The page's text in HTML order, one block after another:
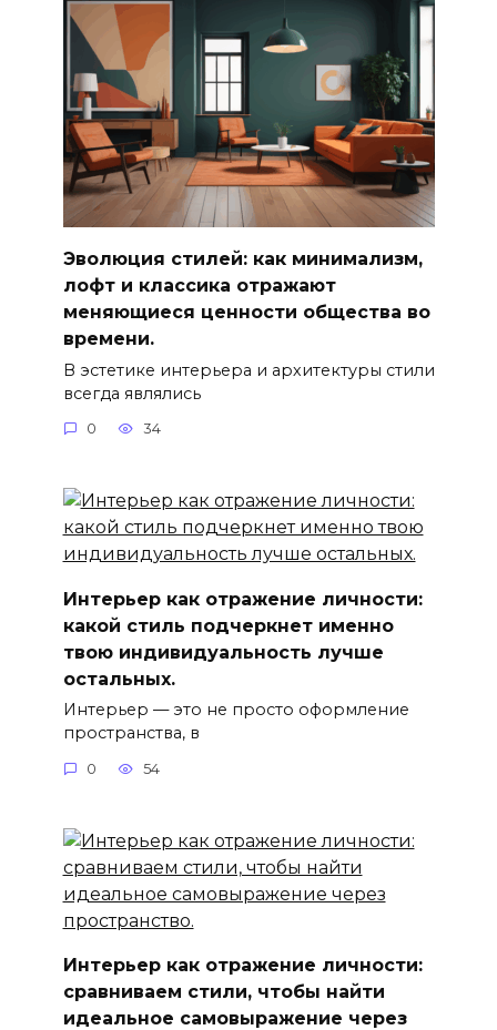
Эволюция стилей: как минимализм,
лофт и классика отражают
меняющиеся ценности общества во
времени.
В эстетике интерьера и архитектуры стили
всегда являлись
0 34
Интерьер как отражение личности:
какой стиль подчеркнет именно
твою индивидуальность лучше
остальных.
Интерьер — это не просто оформление
пространства, в
0 54
Интерьер как отражение личности:
сравниваем стили, чтобы найти
идеальное самовыражение через